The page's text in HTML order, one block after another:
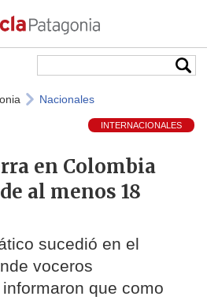
Nacionales
INTERNACIONALES
en Colombia
al menos 18
sucedió en el
voceros
que como